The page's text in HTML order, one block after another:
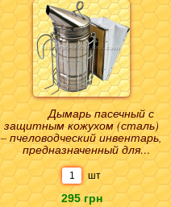
шт
295 грн
Дымарь пасечный с
защитным кожухом (сталь)
– пчеловодческий инвентарь,
предназначенный для
окуривания насекомых
дымом во время работ..